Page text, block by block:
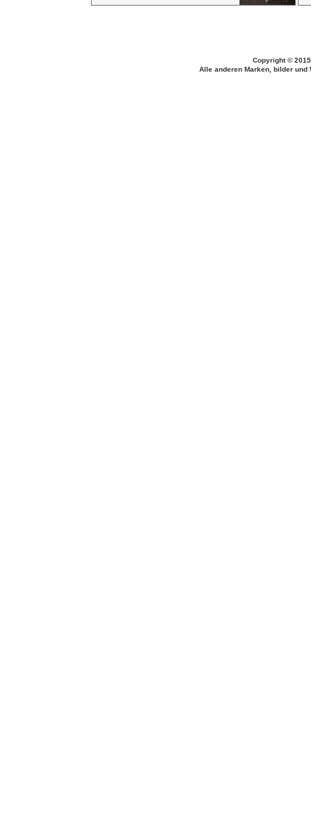
Copyright ©
Alle anderen Marken, bilder und